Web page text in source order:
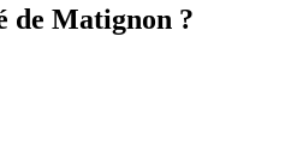
de Matignon ?